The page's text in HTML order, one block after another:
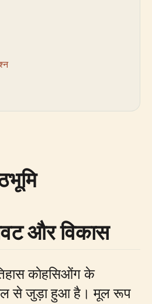
और विकास
काेहसिओंग के
से जुड़ा हुआ है। मूल रूप